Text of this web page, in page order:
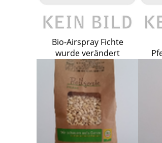
Bio-Airspray Fichte
wurde verändert